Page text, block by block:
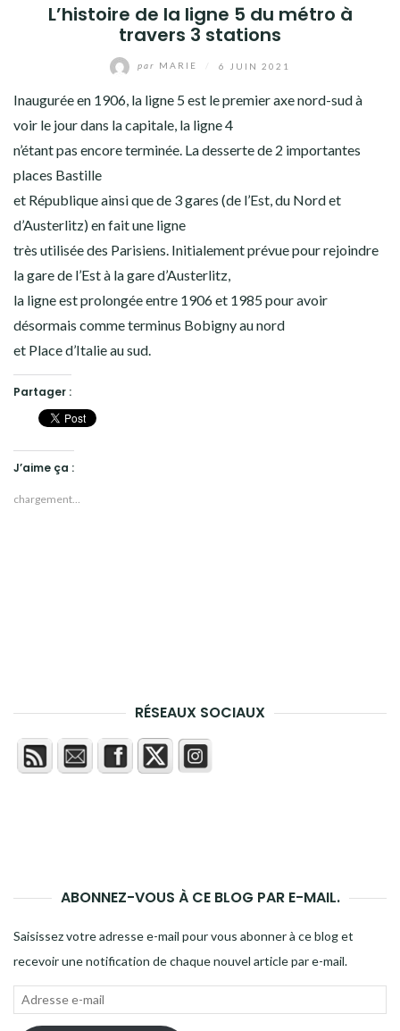
L’histoire de la ligne 5 du métro à
travers 3 stations
par MARIE 6 JUIN 2021
Inaugurée en 1906, la ligne 5 est le premier axe nord-sud à
voir le jour dans la capitale, la ligne 4
n’étant pas encore terminée. La desserte de 2 importantes
places Bastille
et République ainsi que de 3 gares (de l’Est, du Nord et
d’Austerlitz) en fait une ligne
très utilisée des Parisiens. Initialement prévue pour rejoindre
la gare de l’Est à la gare d’Austerlitz,
la ligne est prolongée entre 1906 et 1985 pour avoir
désormais comme terminus Bobigny au nord
et Place d’Italie au sud.
Partager :
J’aime ça :
chargement…
RÉSEAUX SOCIAUX
ABONNEZ-VOUS À CE BLOG PAR E-MAIL.
Saisissez votre adresse e-mail pour vous abonner à ce blog et
recevoir une notification de chaque nouvel article par e-mail.
Adresse